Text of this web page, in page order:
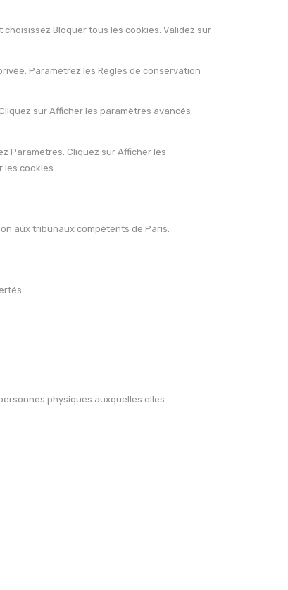
Bloquer tous les cookies. Validez sur
Paramétrez les Règles de conservation
sur Afficher les paramètres avancés.
Paramètres. Cliquez sur Afficher les
cookies.
aux tribunaux compétents de Paris.
physiques auxquelles elles